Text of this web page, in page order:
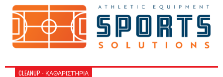
CLEANUP - ΚΑΘΑΡΙΣΤΉΡΙΑ